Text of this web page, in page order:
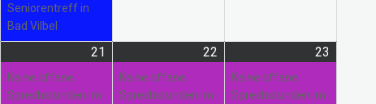
Seniorentreff in
Bad Vilbel
August
2026
Veranstaltung)
21
August
2026
Veranstaltung)
Keine offene
Sprechstunden im
22
August
2026
Veranstaltung)
Keine offene
Sprechstunden im
23
Keine offene
Sprechstunden im